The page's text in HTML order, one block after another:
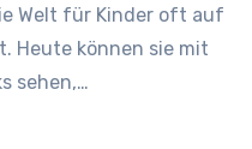
Welt für Kinder oft auf
Heute können sie mit
sehen,…